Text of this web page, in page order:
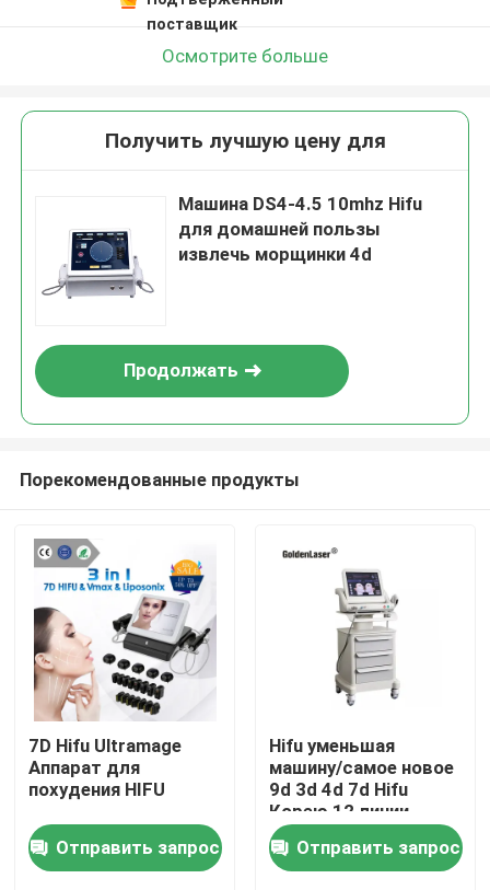
Дом
Продукты
Ролики
поставщик
Осмотрите больше
Получить лучшую цену для
Машина DS4-4.5 10mhz Hifu
для домашней пользы
извлечь морщинки 4d
Продолжать
Порекомендованные продукты
7D Hifu Ultramage
Аппарат для
похудения HIFU
Отправить запрос
Hifu уменьшая
машину/самое новое
9d 3d 4d 7d Hifu
Корею 12 линии
подвергает сторону
и тело механической
обработке
Отправить запрос